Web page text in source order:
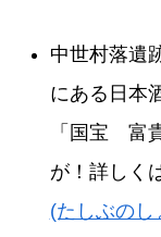
中世村落遺
にある日本
「国宝 富
が！詳しく
(たしぶの